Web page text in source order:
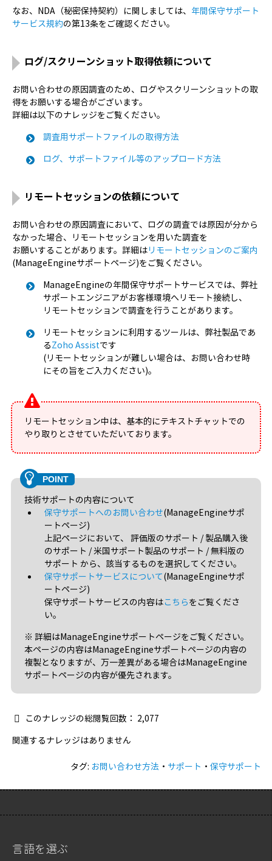
なお、NDA（秘密保持契約）に関しましては、 年間保守サポート
サービス規約の第13条をご確認ください。
ログ/スクリーンショット取得依頼について
お問い合わせの原因調査のため、ログやスクリーンショットの取
得をお願いする場合がございます。
詳細は以下のナレッジをご覧ください。
調査用サポートファイルの取得方法
ログ、サポートファイル等のアップロード方法
リモートセッションの依頼について
お問い合わせの原因調査において、ログの調査では原因が分から
なかった場合、リモートセッションを用いた調査を
お願いすることがあります。詳細はリモートセッションのご案内
(ManageEngineサポートページ)をご覧ください。
ManageEngineの年間保守サポートサービスでは、弊社
サポートエンジニアがお客様環境へリモート接続し、
リモートセッションで調査を行うことがあります。
リモートセッションに利用するツールは、弊社製品であ
るZoho Assistです
(リモートセッションが難しい場合は、お問い合わせ時
にその旨をご入力ください)。
リモートセッション中は、基本的にテキストチャットでの
やり取りとさせていただいております。
技術サポートの内容について
保守サポートへのお問い合わせ(ManageEngineサポ
ートページ)
上記ページにおいて、 評価版のサポート / 製品購入後
のサポート / 米国サポート製品のサポート / 無料版の
サポート から、該当するものを選択してください。
保守サポートサービスについて(ManageEngineサポ
ートページ)
保守サポートサービスの内容はこちらをご覧くださ
い。
※ 詳細はManageEngineサポートページをご覧ください。
本ページの内容はManageEngineサポートページの内容の
複製となりますが、万一差異がある場合はManageEngine
サポートページの内容が優先されます。
このナレッジの総閲覧回数： 2,077
関連するナレッジはありません
タグ: お問い合わせ方法 ・ サポート ・保守サポート
言語を選ぶ